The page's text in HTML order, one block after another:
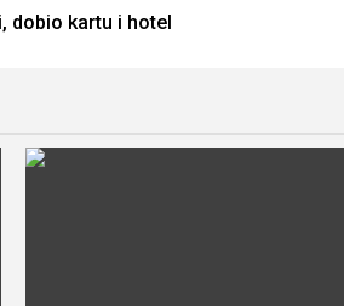
dobio kartu i hotel